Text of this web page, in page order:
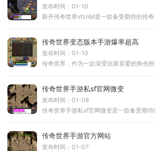
发布时间：01-10
传奇世界变态版本手游爆率超高
发布时间：01-10
传奇世界手游私sf官网微变
发布时间：01-08
传奇世界手游官方网站
发布时间：01-07